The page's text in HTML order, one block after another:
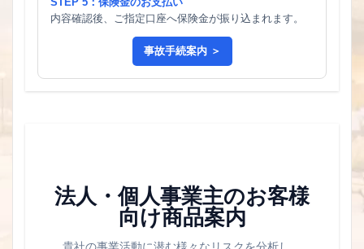
内容確認後、ご指定口座へ保険金が振り込まれます。
事故手続案内 ＞
法人・個人事業主のお客様
向け商品案内